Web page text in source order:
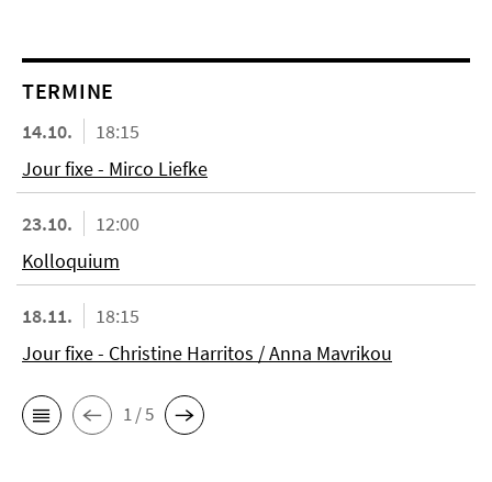
TERMINE
14.10.
18:15
Jour fixe - Mirco Liefke
23.10.
12:00
Kolloquium
18.11.
18:15
Jour fixe - Christine Harritos / Anna Mavrikou
1 / 5